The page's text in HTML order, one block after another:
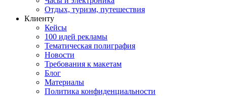
Отдых, туризм, путешествия
Клиенту
Кейсы
100 идей рекламы
Тематическая полиграфия
Новости
Требования к макетам
Блог
Материалы
Политика конфиденциальности